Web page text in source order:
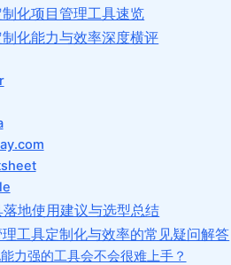
化项目管理工具速览
化能力与效率深度横评
地使用建议与选型总结
工具定制化与效率的常见疑问解答
力强的工具会不会很难上手？